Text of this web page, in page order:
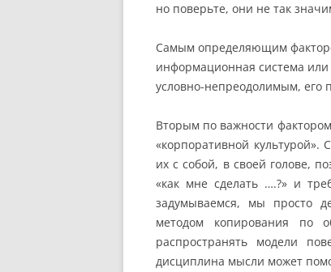
но поверьте, они не так
Самым определяющим
информационная система или
условно-непреодолимым, его
Вторым по важности
«корпоративной
их с собой, в своей голове,
«как мне сделать ….?» и
задумываемся, мы просто
методом копирования по
распространять модели
дисциплина мысли может